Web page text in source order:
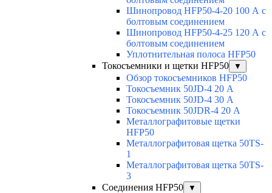
Шинопровод HFP50-4-20 100 А с
болтовым соединением
Шинопровод HFP50-4-25 120 А с
болтовым соединением
Уплотнительная полоса HFP50
Токосъемники и щетки HFP50
▼
Обзор токосъемников HFP50
Токосъемник 50JD-4 20 А
Токосъемник 50JD-4 30 А
Токосъемник 50JDR-4 20 А
Металлографитовые щетки
HFP50
Металлографитовая щетка 50TS-
1
Металлографитовая щетка 50TS-
3
Соединения HFP50
▼